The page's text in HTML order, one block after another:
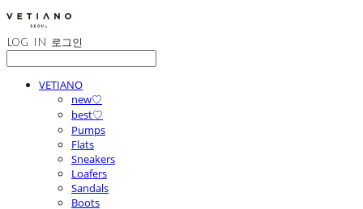
LOG IN 로그인
VETIANO
new♡
best♡
Pumps
Flats
Sneakers
Loafers
Sandals
Boots